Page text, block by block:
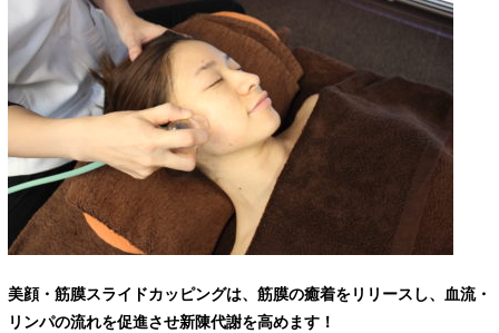
美顔・筋膜スライドカッピングは、 筋膜の癒着をリリースし、血流・
リンパの流れを促進させ新陳代謝を高めます！